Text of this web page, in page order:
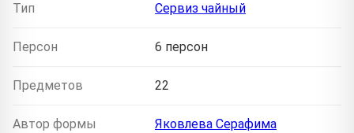
Тип Сервиз чайный
Персон 6 персон
Предметов 22
Автор формы
Яковлева Серафима